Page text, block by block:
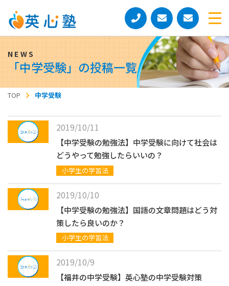
「中学受験」の投稿一覧
TOP 中学受験
2019/10/11
【中学受験の勉強法】中学受験に向けて社会は
どうやって勉強したらいいの？
小学生の学習法
2019/10/10
【中学受験の勉強法】国語の文章問題はどう対
策したら良いのか？
小学生の学習法
2019/10/9
【福井の中学受験】英心塾の中学受験対策